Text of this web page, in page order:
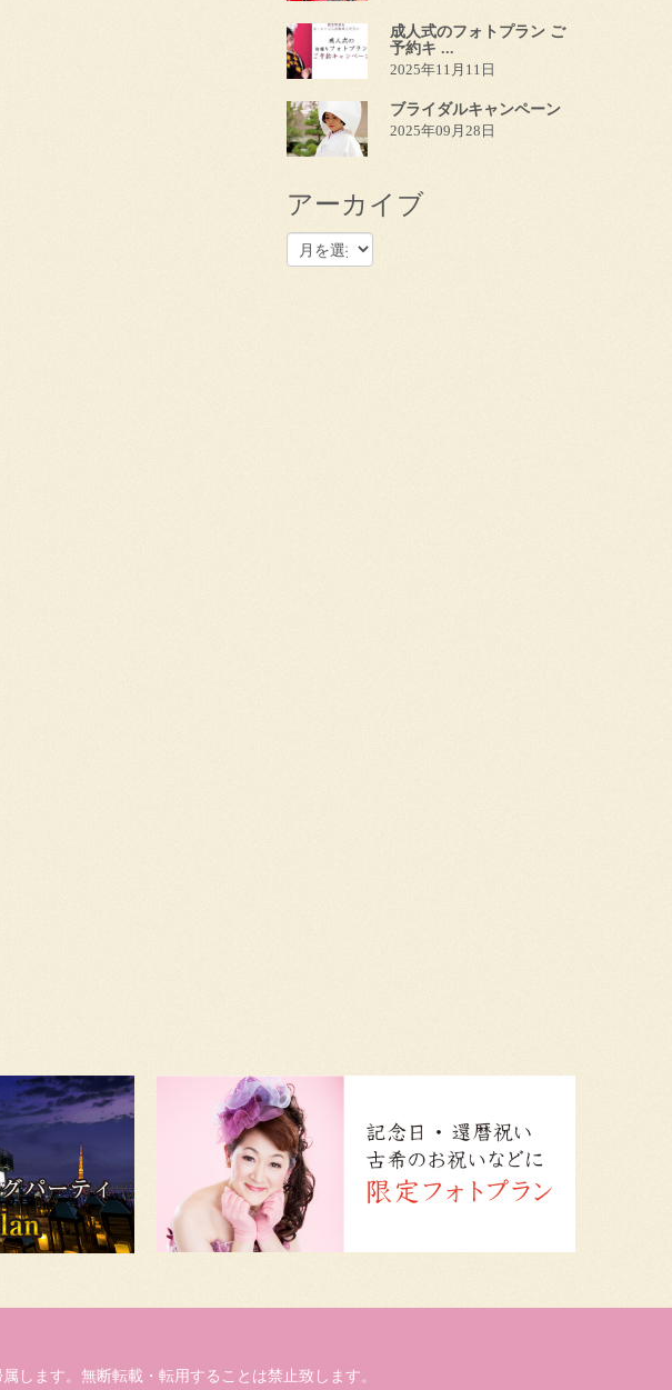
成人式のフォトプラン ご
予約キ ...
2025年11月11日
ブライダルキャンペーン
2025年09月28日
アーカイブ
します。無断転載・転用することは禁止致します。